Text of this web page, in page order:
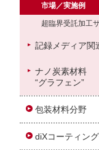
市場／実施例
超臨界受託加工
記録メディア関
ナノ炭素材料
“グラフェン”
包装材料分野
diXコーティン